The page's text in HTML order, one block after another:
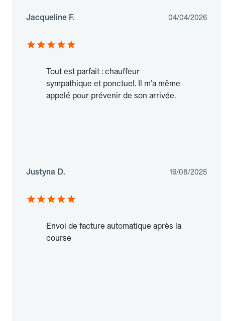
Jacqueline F. 04/04/2026
Tout est parfait : chauffeur
sympathique et ponctuel. Il m'a même
appelé pour prévenir de son arrivée.
Justyna D. 16/08/2025
Envoi de facture automatique après la
course